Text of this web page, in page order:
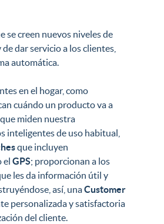
se creen nuevos niveles de
dar servicio a los clientes,
automática.
en el hogar, como
cuándo un producto va a
miden nuestra
inteligentes de uso habitual,
que incluyen
elGPS; proporcionan a los
les da información útil y
así, unaCustomer
personalizada y satisfactoria
del cliente.